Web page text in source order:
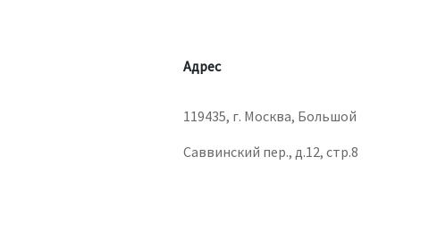
Адрес
119435, г. Москва, Большой
Саввинский пер., д.12, стр.8